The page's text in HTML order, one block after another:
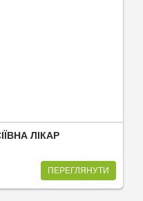
ЛІКАР
ПЕРЕГЛЯНУТИ